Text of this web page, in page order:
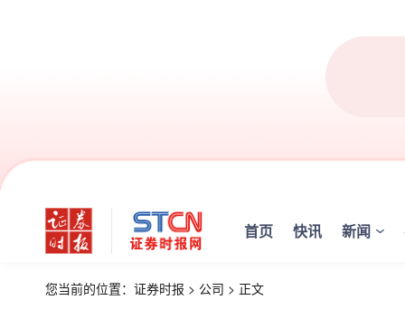
首页 快讯 新闻
您当前的位置： 证券时报 > 公司 > 正文